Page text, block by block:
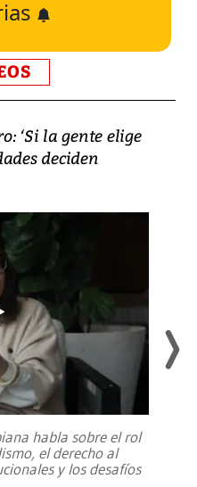
‘Si la gente elige
deciden
habla sobre el rol
el derecho al
y los desafíos